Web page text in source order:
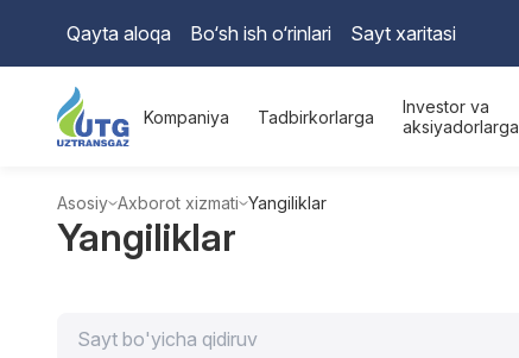
Qayta aloqa Bo‘sh ish o‘rinlari Sayt xaritasi
Kompaniya Tadbirkorlarga
Investor va
aksiyadorlarga
Asosiy Axborot xizmati Yangiliklar
Yangiliklar